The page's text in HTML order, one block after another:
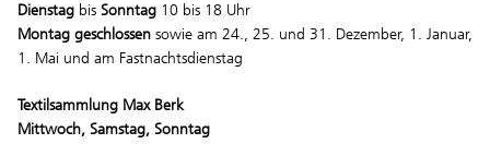
Dienstag bis Sonntag 10 bis 18 Uhr
Montag geschlossen sowie am 24., 25. und 31. Dezember, 1. Januar,
1. Mai und am Fastnachtsdienstag
Textilsammlung Max Berk
Mittwoch, Samstag, Sonntag